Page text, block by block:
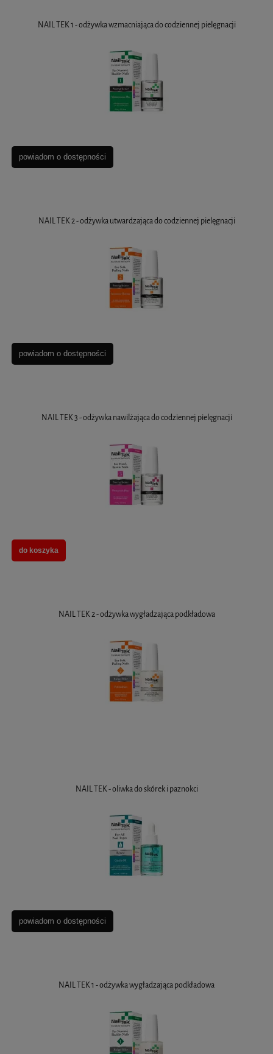
NAIL TEK 1 - odżywka wzmacniająca do codziennej pielęgnacji
powiadom o dostępności
NAIL TEK 2 - odżywka utwardzająca do codziennej pielęgnacji
powiadom o dostępności
NAIL TEK 3 - odżywka nawilżająca do codziennej pielęgnacji
do koszyka
NAIL TEK 2 - odżywka wygładzająca podkładowa
NAIL TEK - oliwka do skórek i paznokci
powiadom o dostępności
NAIL TEK 1 - odżywka wygładzająca podkładowa